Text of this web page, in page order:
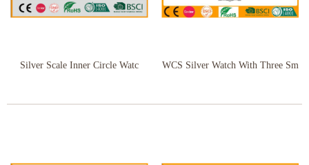
Silver Scale Inner Circle Watc WCS Silver Watch With Three Sm